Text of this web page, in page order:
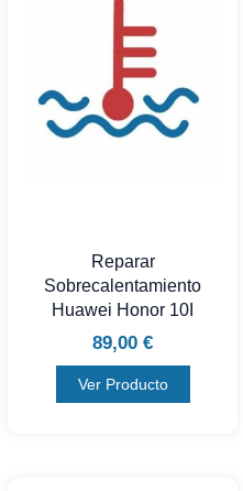
Reparar
Sobrecalentamiento
Huawei Honor 10I
89,00 €
Ver Producto